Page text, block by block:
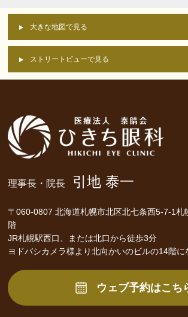
大きな地図で見る
ストリートビューで見る
理事長・院長 引地 泰一
〒060-0807 北海道札幌市北区北七条西5-7-1札
階
JR札幌駅西口、または北口から徒歩3分
ヨドバシカメラ様より北向かいのビルの14階に
ウェブ予約はこち